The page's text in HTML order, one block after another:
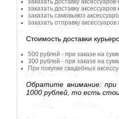
заказать доставку
заказать доставку
заказать самовывоз
заказать отправку
Стоимость доставки
500 рублей - при заказе на
300 рублей - при заказе на
При покупке свадебных
Обратите внимание: при
1000 рублей, то есть